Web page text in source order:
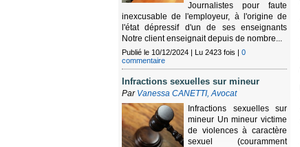
Journalistes pour faute
inexcusable de l'employeur, à l'origine de
l'état dépressif d'un de ses enseignants
Notre client enseignait depuis de nombre...
Publié le 10/12/2024 | Lu 2423 fois | 0
commentaire
Infractions sexuelles sur mineur
Par Vanessa CANETTI, Avocat
Infractions sexuelles sur
mineur Un mineur victime
de violences à caractère
sexuel (couramment